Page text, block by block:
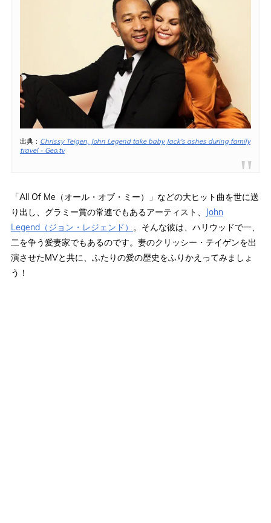
出典： Chrissy Teigen, John Legend take baby Jack's ashes during family
travel - Geo.tv
「All Of Me（オール・オブ・ミー）」などの大ヒット曲を世に送
り出し、グラミー賞の常連でもあるアーティスト、
John
Legend（ジョン・レジェンド） 。そんな彼は、ハリウッドで一、
二を争う愛妻家でもあるのです。妻のクリッシー・テイゲンを出
演させたMVと共に、ふたりの愛の歴史をふりかえってみましょ
う！